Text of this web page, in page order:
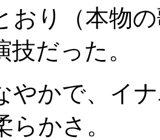
おり（本物
だった。
やかで、イ
らかさ。